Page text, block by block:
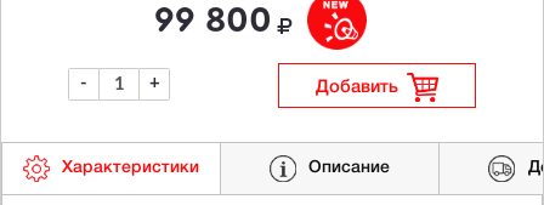
99 800
- + Добавить
Характеристики Описание